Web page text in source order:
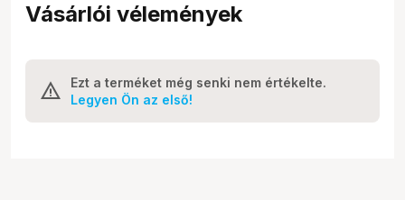
Vásárlói vélemények
Ezt a terméket még senki nem értékelte.
Legyen Ön az első!